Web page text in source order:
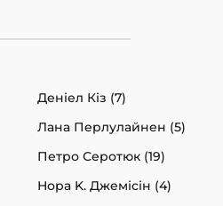
Деніел Кіз (7)
Лана Перлулайнен (5)
Петро Серотюк (19)
Нора K. Джемісін (4)